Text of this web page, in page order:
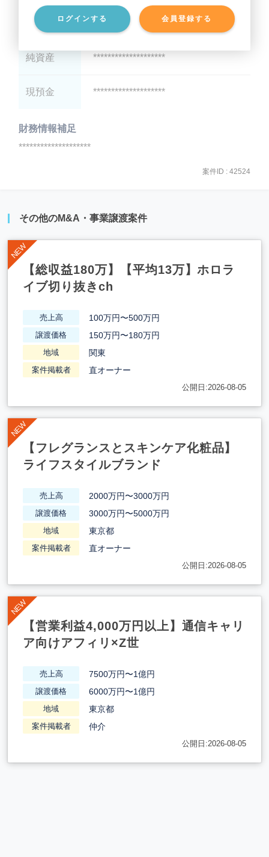
ログインする 会員登録する
有利子負債 ********************
純資産 ********************
現預金 ********************
財務情報補足
********************
案件ID : 42524
その他のM&A・事業譲渡案件
【総収益180万】【平均13万】ホロラ
イブ切り抜きch
売上高 100万円〜500万円
譲渡価格 150万円〜180万円
地域 関東
案件掲載者 直オーナー
公開日:2026-08-05
【フレグランスとスキンケア化粧品】
ライフスタイルブランド
売上高 2000万円〜3000万円
譲渡価格 3000万円〜5000万円
地域 東京都
案件掲載者 直オーナー
公開日:2026-08-05
【営業利益4,000万円以上】通信キャリ
ア向けアフィリ×Z世
売上高 7500万円〜1億円
譲渡価格 6000万円〜1億円
地域 東京都
案件掲載者 仲介
公開日:2026-08-05